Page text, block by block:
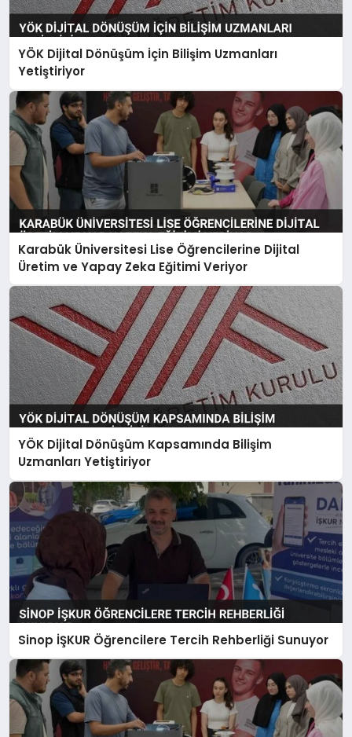
YÖK Dijital Dönüşüm İçin Bilişim Uzmanları
Yetiştiriyor
Karabük Üniversitesi Lise Öğrencilerine Dijital
Üretim ve Yapay Zeka Eğitimi Veriyor
YÖK Dijital Dönüşüm Kapsamında Bilişim
Uzmanları Yetiştiriyor
Sinop İŞKUR Öğrencilere Tercih Rehberliği Sunuyor